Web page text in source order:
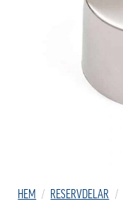
HEM / RESERVDELAR /